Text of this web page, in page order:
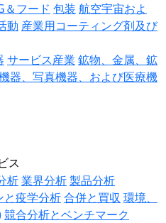
＆フード 包装 航空宇宙およ
動 産業用コーティング剤及び
サービス産業 鉱物、金属、鉱
器、写真機器、および医療機
ス
析業界分析製品分析
と疫学分析合併と買収 環境、
競合分析とベンチマーク